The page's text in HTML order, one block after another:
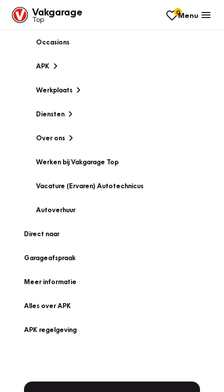
Vakgarage
Top
0Menu
Occasions
APK
Werkplaats
Diensten
Over ons
Werken bij Vakgarage Top
Vacature (Ervaren) Autotechnicus
Autoverhuur
Direct naar
Garageafspraak
Meer informatie
Alles over APK
APK regelgeving